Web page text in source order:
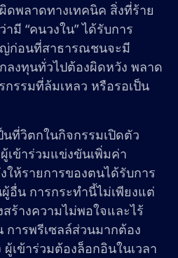
ดพลาดทางเทคนิค สิ่งที่ร้าย
มี “คนวงใน” ได้รับการ
ก่อนที่สาธารณชนจะมี
ลงทุนทั่วไปต้องผิดหวัง พลาด
กรรมที่ล้มเหลว หรือรอเป็น
ที่วิตกในกิจกรรมเปิดตัว
เข้าร่วมแข่งขันเพิ่มค่า
ให้รายการของตนได้รับการ
อื่น การกระทำนี้ไม่เพียงแต่
ร้างความไม่พอใจและไร้
ารพรีเซลล์ส่วนมากต้อง
เข้าร่วมต้องล็อกอินในเวลา